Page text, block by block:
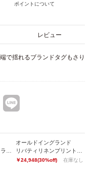
ポイントについて
レビュー
で揺れるブランドタグもさり
オールドイングランド
￥24,948(30%off) 在庫なし